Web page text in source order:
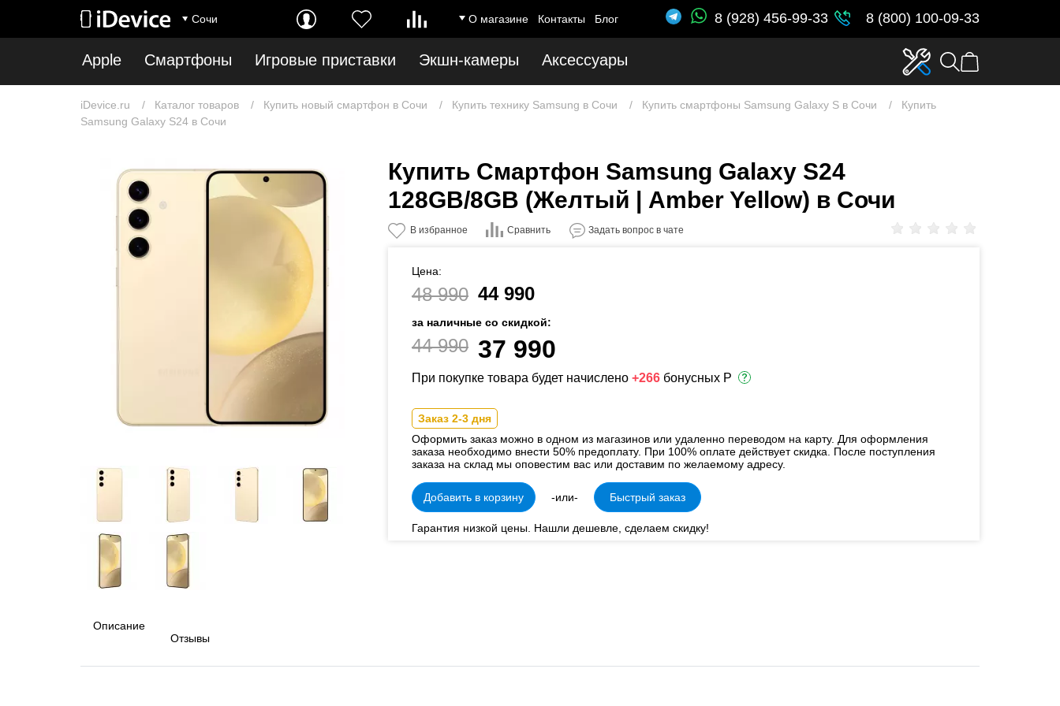
Сочи О магазине Контакты Блог 8 (928) 456-99-33 8 (800) 100-09-33
Apple Смартфоны Игровые приставки Экшн-камеры Аксессуары
iDevice.ru Каталог товаров Купить новый смартфон в Сочи Купить технику Samsung в Сочи Купить смартфоны Samsung Galaxy S в Сочи
Купить
Samsung Galaxy S24 в Сочи
Купить Смартфон Samsung Galaxy S24
128GB/8GB (Желтый | Amber Yellow) в Сочи
В избранное Сравнить Задать вопрос в чате
Цена:
48 990 44 990
за наличные со скидкой:
44 990 37 990
При покупке товара будет начислено +266 бонусных Р
Заказ 2-3 дня
Оформить заказ можно в одном из магазинов или удаленно переводом на карту. Для оформления
заказа необходимо внести 50% предоплату. При 100% оплате действует скидка. После поступления
заказа на склад мы оповестим вас или доставим по желаемому адресу.
Добавить в корзину -или- Быстрый заказ
Гарантия низкой цены. Нашли дешевле, сделаем скидку!
Описание
Отзывы